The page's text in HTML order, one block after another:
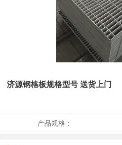
济源钢格板规格型号 送货上门
产品规格：